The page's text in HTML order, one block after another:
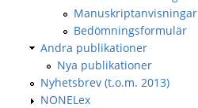
Manuskriptanvisningar
Bedömningsformulär
Andra publikationer
Nya publikationer
Nyhetsbrev (t.o.m. 2013)
NONELex